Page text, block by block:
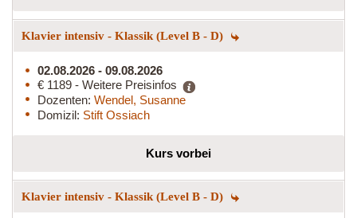
Klavier intensiv - Klassik (Level B - D)
02.08.2026 - 09.08.2026
€ 1189 - Weitere Preisinfos
Dozenten: Wendel, Susanne
Domizil: Stift Ossiach
Kurs vorbei
Klavier intensiv - Klassik (Level B - D)